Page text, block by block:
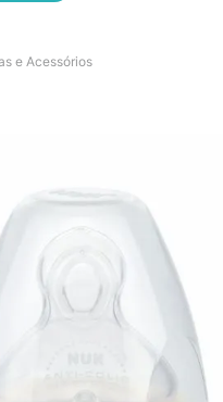
e Acessórios